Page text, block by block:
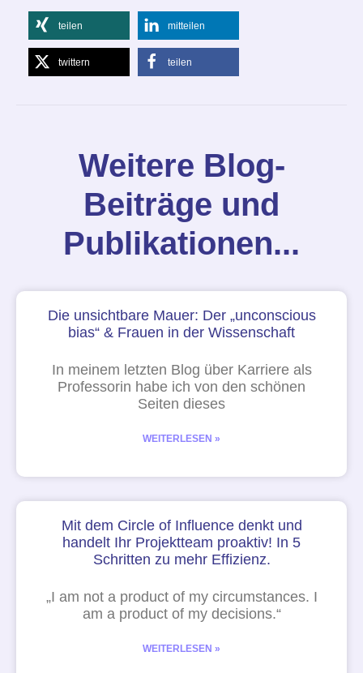
teilen mitteilen
twittern teilen
Weitere Blog-
Beiträge und
Publikationen...
Die unsichtbare Mauer: Der „unconscious
bias“ & Frauen in der Wissenschaft
In meinem letzten Blog über Karriere als
Professorin habe ich von den schönen
Seiten dieses
WEITERLESEN »
Mit dem Circle of Influence denkt und
handelt Ihr Projektteam proaktiv! In 5
Schritten zu mehr Effizienz.
„I am not a product of my circumstances. I
am a product of my decisions.“
WEITERLESEN »